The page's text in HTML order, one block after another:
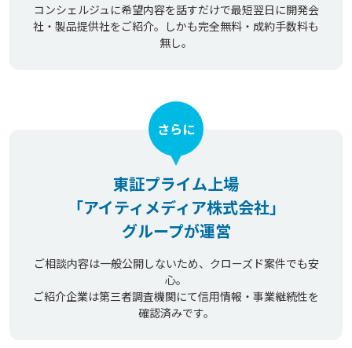
コンシェルジュに希望内容を話すだけで最短翌日に開発会
社・製品提供社をご紹介。しかも完全無料・成約手数料も
無し。
東証プライム上場
「アイティメディア株式会社」
グループが運営
さらに
ご相談内容は一般公開しないため、クローズド案件でも安
心。
ご紹介企業は第三者調査機関にて信用情報・事業継続性を
確認済みです。